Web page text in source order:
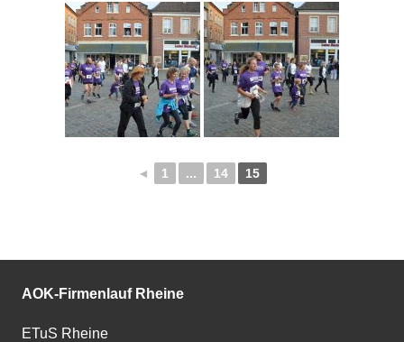
◄ 1 ... 14 15
AOK-Firmenlauf Rheine
ETuS Rheine